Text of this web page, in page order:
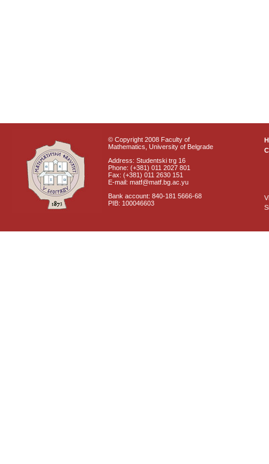
© Copyright 2008 Faculty of
Mathematics, University of Belgrade
Address: Studentski trg 16
Phone: (+381) 011 2027 801
Fax: (+381) 011 2630 151
E-mail: matf@matf.bg.ac.yu
Bank account: 840-181 5666-68
PIB: 100046603